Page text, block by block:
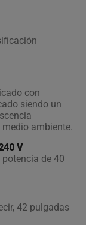
con
siendo un
ambiente.
V
potencia de 40
42 pulgadas